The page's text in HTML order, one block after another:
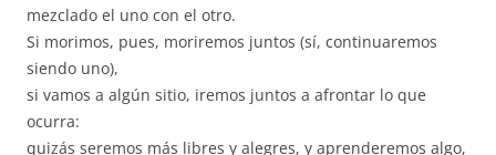
mezclado el uno con el otro.
Si morimos, pues, moriremos juntos (sí, continuaremos
siendo uno),
si vamos a algún sitio, iremos juntos a afrontar lo que
ocurra:
quizás seremos más libres y alegres, y aprenderemos algo,